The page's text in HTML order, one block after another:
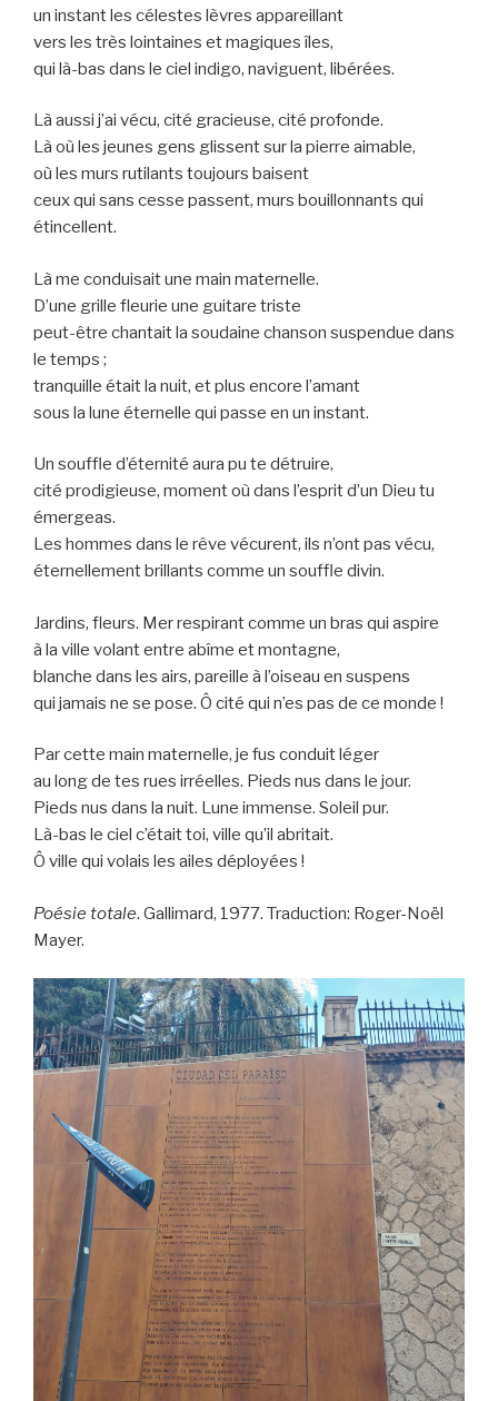
un instant les célestes lèvres appareillant
vers les très lointaines et magiques îles,
qui là-bas dans le ciel indigo, naviguent, libérées.
Là aussi j’ai vécu, cité gracieuse, cité profonde.
Là où les jeunes gens glissent sur la pierre aimable,
où les murs rutilants toujours baisent
ceux qui sans cesse passent, murs bouillonnants qui
étincellent.
Là me conduisait une main maternelle.
D’une grille fleurie une guitare triste
peut-être chantait la soudaine chanson suspendue dans
le temps ;
tranquille était la nuit, et plus encore l’amant
sous la lune éternelle qui passe en un instant.
Un souffle d’éternité aura pu te détruire,
cité prodigieuse, moment où dans l’esprit d’un Dieu tu
émergeas.
Les hommes dans le rêve vécurent, ils n’ont pas vécu,
éternellement brillants comme un souffle divin.
Jardins, fleurs. Mer respirant comme un bras qui aspire
à la ville volant entre abîme et montagne,
blanche dans les airs, pareille à l’oiseau en suspens
qui jamais ne se pose. Ô cité qui n’es pas de ce monde !
Par cette main maternelle, je fus conduit léger
au long de tes rues irréelles. Pieds nus dans le jour.
Pieds nus dans la nuit. Lune immense. Soleil pur.
Là-bas le ciel c’était toi, ville qu’il abritait.
Ô ville qui volais les ailes déployées !
Poésie totale. Gallimard, 1977. Traduction: Roger-Noël
Mayer.